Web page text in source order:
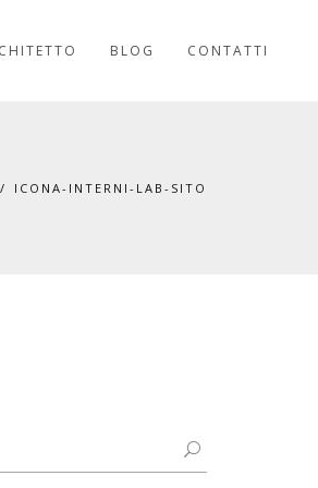
BLOG CONTATTI
ICONA-INTERNI-LAB-SITO